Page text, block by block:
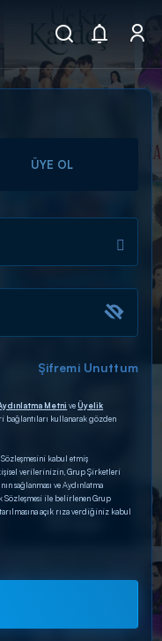
ÜYE OL
Şifremi Unuttum
Metni veÜyelik
bağlantıları kullanarak gözden
kabul etmiş
verilerinizin, Grup Şirketleri
sağlanması ve Aydınlatma
Sözleşmesi ile belirlenen Grup
açık rıza verdiğiniz kabul